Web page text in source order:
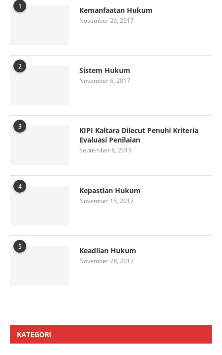
1 Kemanfaatan Hukum
November 20, 2017
2 Sistem Hukum
November 6, 2017
3
KIPI Kaltara Dilecut Penuhi Kriteria
Evaluasi Penilaian
September 6, 2019
4 Kepastian Hukum
November 15, 2017
5 Keadilan Hukum
November 28, 2017
KATEGORI